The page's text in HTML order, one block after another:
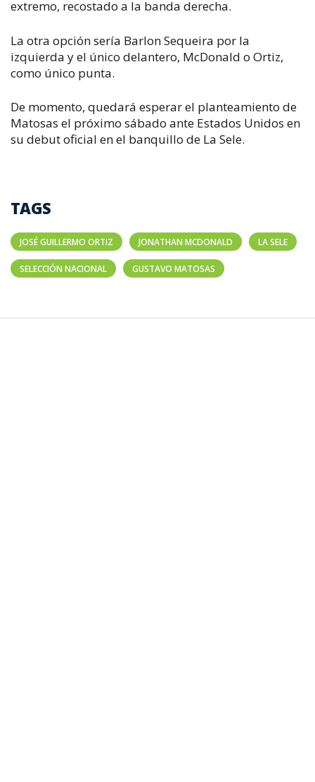
extremo, recostado a la banda derecha.
La otra opción sería Barlon Sequeira por la
izquierda y el único delantero, McDonald o Ortiz,
como único punta.
De momento, quedará esperar el planteamiento de
Matosas el próximo sábado ante Estados Unidos en
su debut oficial en el banquillo de La Sele.
TAGS
JOSÉ GUILLERMO ORTIZ JONATHAN MCDONALD LA SELE
SELECCIÓN NACIONAL GUSTAVO MATOSAS